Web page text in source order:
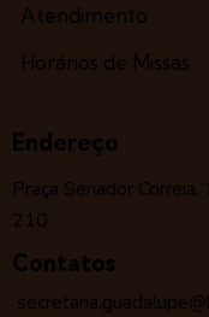
Atendimento
Horários de Missas
Endereço
Praça Senador
210
Contatos